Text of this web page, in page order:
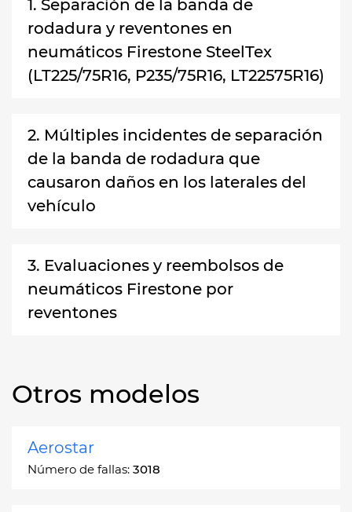
1. Separación de la banda de
rodadura y reventones en
neumáticos Firestone SteelTex
(LT225/75R16, P235/75R16, LT22575R16)
2. Múltiples incidentes de separación
de la banda de rodadura que
causaron daños en los laterales del
vehículo
3. Evaluaciones y reembolsos de
neumáticos Firestone por
reventones
Otros modelos
Aerostar
Número de fallas: 3018